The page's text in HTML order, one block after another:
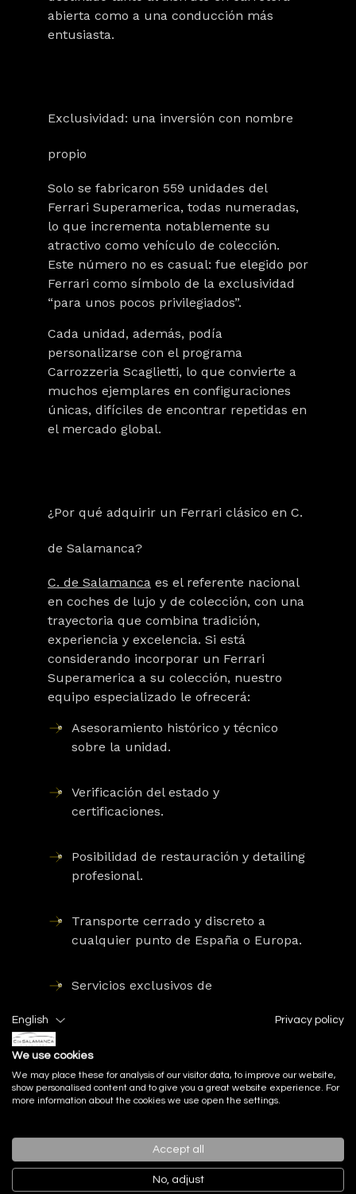
abierta como a una conducción más
entusiasta.
Exclusividad: una inversión con nombre
propio
Solo se fabricaron 559 unidades del
Ferrari Superamerica, todas numeradas,
lo que incrementa notablemente su
atractivo como vehículo de colección.
Este número no es casual: fue elegido por
Ferrari como símbolo de la exclusividad
“para unos pocos privilegiados”.
Cada unidad, además, podía
personalizarse con el programa
Carrozzeria Scaglietti, lo que convierte a
muchos ejemplares en configuraciones
únicas, difíciles de encontrar repetidas en
el mercado global.
¿Por qué adquirir un Ferrari clásico en C.
de Salamanca?
C. de Salamanca es el referente nacional
en coches de lujo y de colección, con una
trayectoria que combina tradición,
experiencia y excelencia. Si está
considerando incorporar un Ferrari
Superamerica a su colección, nuestro
equipo especializado le ofrecerá:
Asesoramiento histórico y técnico
sobre la unidad.
Verificación del estado y
certificaciones.
Posibilidad de restauración y detailing
profesional.
Transporte cerrado y discreto a
cualquier punto de España o Europa.
Servicios exclusivos de
Le invitamos a conocer nuestras
instalaciones o a concertar una visita
privada para contemplar esta obra de
English Privacy policy
We use cookies
We may place these for analysis of our visitor data, to improve our website,
show personalised content and to give you a great website experience. For
more information about the cookies we use open the settings.
Accept all
No, adjust